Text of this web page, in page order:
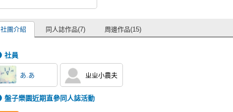
社團介紹 同人誌作品(7) 周邊作品(15)
社員
あ.あ ㄓㄓ小農夫
盤子樂園近期直參同人誌活動